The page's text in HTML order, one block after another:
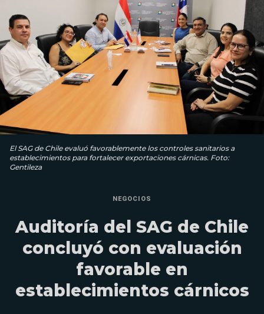
El SAG de Chile evaluó favorablemente los controles sanitarios a
establecimientos para fortalecer exportaciones cárnicas. Foto:
Gentileza
NEGOCIOS
Auditoría del SAG de Chile
concluyó con evaluación
favorable en
establecimientos cárnicos